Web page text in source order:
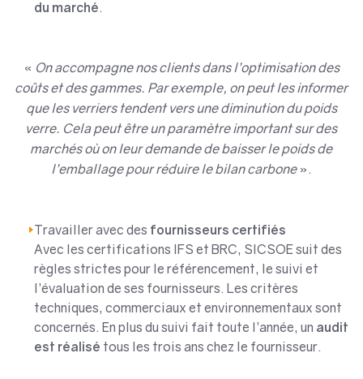
du marché.
« On accompagne nos clients dans l’optimisation des
coûts et des gammes. Par exemple, on peut les informer
que les verriers tendent vers une diminution du poids
verre. Cela peut être un paramètre important sur des
marchés où on leur demande de baisser le poids de
l’emballage pour réduire le bilan carbone ».
Travailler avec des fournisseurs certifiés
Avec les certifications IFS et BRC, SICSOE suit des
règles strictes pour le référencement, le suivi et
l’évaluation de ses fournisseurs. Les critères
techniques, commerciaux et environnementaux sont
concernés. En plus du suivi fait toute l’année, un audit
est réalisé tous les trois ans chez le fournisseur.